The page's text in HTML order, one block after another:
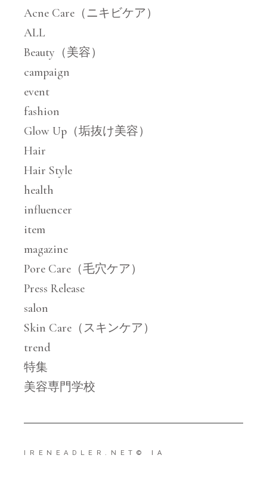
Acne Care（ニキビケア）
ALL
Beauty（美容）
campaign
event
fashion
Glow Up（垢抜け美容）
Hair
Hair Style
health
influencer
item
magazine
Pore Care（毛穴ケア）
Press Release
salon
Skin Care（スキンケア）
trend
特集
美容専門学校
IRENEADLER.NET © IA